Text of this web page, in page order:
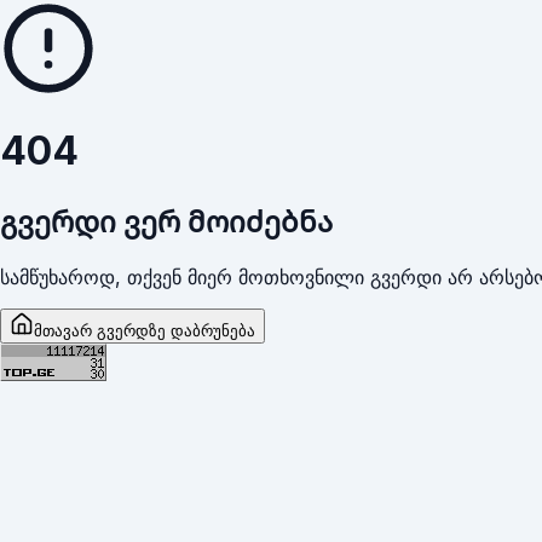
404
გვერდი ვერ მოიძებნა
სამწუხაროდ, თქვენ მიერ მოთხოვნილი გვერდი არ
მთავარ გვერდზე დაბრუნება